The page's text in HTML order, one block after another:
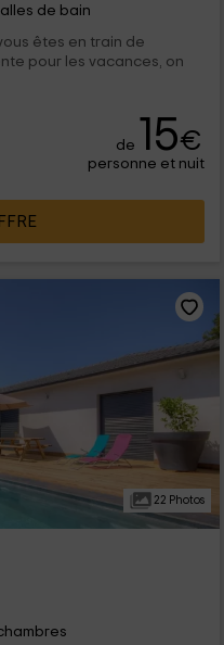
de bain
êtes en train de
pour les vacances, on
de 15€
personne et nuit
22 Photos